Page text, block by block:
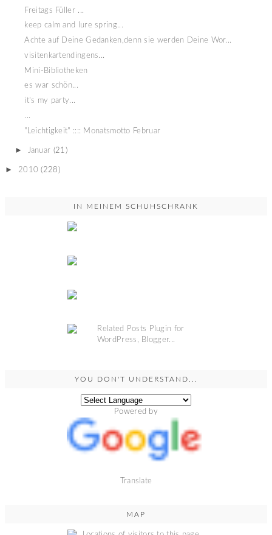
Freitags Füller ...
keep calm and lure spring...
Achte auf Deine Gedanken,denn sie werden Deine Wor...
visitenkartendingens...
Mini-Bibliotheken
es war schön...
it's my party...
...
"Leichtigkeit" :::: Monatsmotto Februar
► Januar (21)
► 2010 (228)
IN MEINEM SCHUHSCHRANK
YOU DON'T UNDERSTAND...
Powered by
Translate
MAP